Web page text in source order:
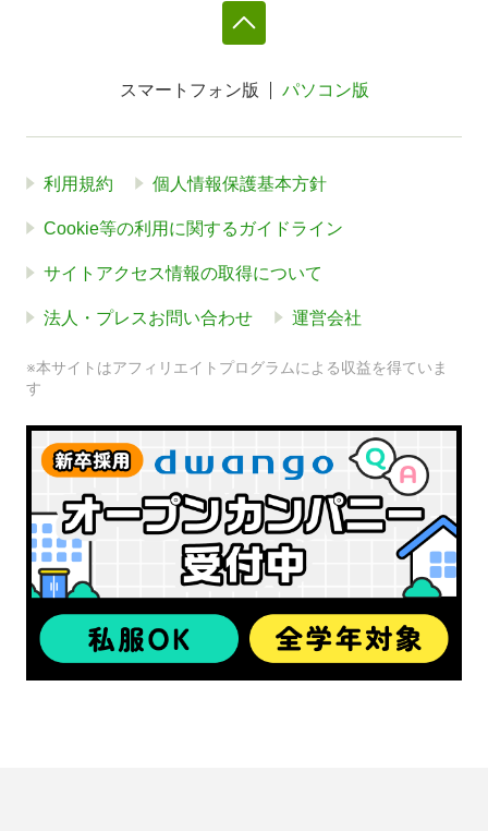
スマートフォン版 パソコン版
利用規約 個人情報保護基本方針
Cookie等の利用に関するガイドライン
サイトアクセス情報の取得について
法人・プレスお問い合わせ 運営会社
※本サイトはアフィリエイトプログラムによる収益を得ていま
す